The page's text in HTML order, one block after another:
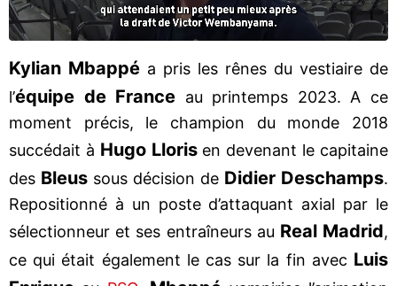
Kylian Mbappé a pris les rênes du vestiaire de
l’équipe de France au printemps 2023. A ce
moment précis, le champion du monde 2018
succédait à Hugo Lloris en devenant le capitaine
des Bleus sous décision de Didier Deschamps.
Repositionné à un poste d’attaquant axial par le
sélectionneur et ses entraîneurs au Real Madrid,
ce qui était également le cas sur la fin avec Luis